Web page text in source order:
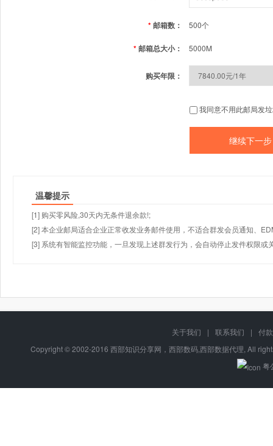
*邮箱数： 500个
*邮箱总大小： 5000M
购买年限：
我同意不用此邮局发
温馨提示
[1] 购买零风险,30天内无条件退余款!;
[2] 本企业邮局适合企业正常收发业务邮件使用，不适合群发会员通知、
[3] 系统有智能监控功能，一旦发现上述群发行为，会自动停止发件权限或
关于我们 | 联系我们 |
付
Copyright © 2002-2016 西部知识分享网，西部数码,西部数据代理, All
粤